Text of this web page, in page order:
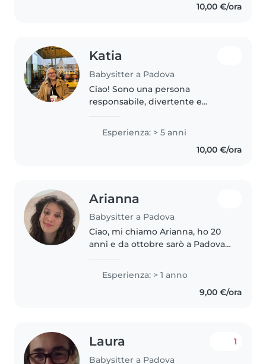
10,00 €/ora
Katia
Babysitter a Padova
Ciao! Sono una persona
responsabile, divertente e
età. Mi piace leggere, fare
Esperienza: > 5 anni
10,00 €/ora
Arianna
Babysitter a Padova
Ciao, mi chiamo Arianna, ho 20
anni e da ottobre sarò a Padova
illustrazione, dato che ho fatto il
liceo artistico. Sono una ragazza
Esperienza: > 1 anno
9,00 €/ora
Laura
Babysitter a Padova
1